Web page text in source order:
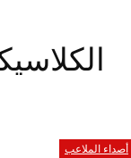
أصداء الملاعب